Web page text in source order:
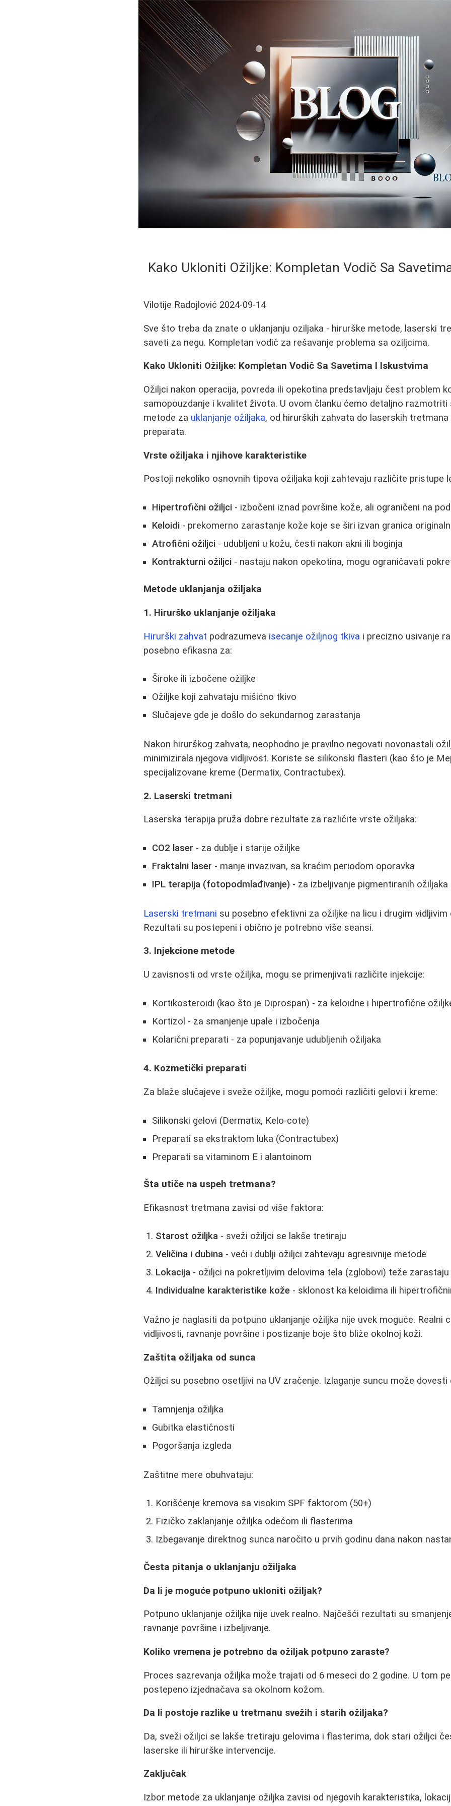
Kako Ukloniti Ožiljke: Kompletan Vodič Sa
Vilotije Radojlović 2024-09-14
Sve što treba da znate o uklanjanju oziljaka - hirurške metode, laserski
saveti za negu. Kompletan vodič za rešavanje problema sa oziljcima.
Kako Ukloniti Ožiljke: Kompletan Vodič Sa Savetima I Iskustvima
Ožiljci nakon operacija, povreda ili opekotina predstavljaju čest problem
samopouzdanje i kvalitet života. U ovom članku ćemo detaljno razmotriti
metode za uklanjanje ožiljaka, od hirurških zahvata do laserskih
preparata.
Vrste ožiljaka i njihove karakteristike
Postoji nekoliko osnovnih tipova ožiljaka koji zahtevaju različite pristupe
Hipertrofični ožiljci - izbočeni iznad površine kože, ali ograničeni na
Keloidi - prekomerno zarastanje kože koje se širi izvan granica
Atrofični ožiljci - udubljeni u kožu, česti nakon akni ili boginja
Kontrakturni ožiljci - nastaju nakon opekotina, mogu ograničavati
Metode uklanjanja ožiljaka
1. Hirurško uklanjanje ožiljaka
Hirurški zahvat podrazumeva isecanje ožiljnog tkiva i precizno usivanje
posebno efikasna za:
Široke ili izbočene ožiljke
Ožiljke koji zahvataju mišićno tkivo
Slučajeve gde je došlo do sekundarnog zarastanja
Nakon hirurškog zahvata, neophodno je pravilno negovati novonastali
minimizirala njegova vidljivost. Koriste se silikonski flasteri (kao što je
specijalizovane kreme (Dermatix, Contractubex).
2. Laserski tretmani
Laserska terapija pruža dobre rezultate za različite vrste ožiljaka:
CO2 laser - za dublje i starije ožiljke
Fraktalni laser - manje invazivan, sa kraćim periodom oporavka
IPL terapija (fotopodmlađivanje) - za izbeljivanje pigmentiranih ožiljaka
Laserski tretmani su posebno efektivni za ožiljke na licu i drugim vidljivim
Rezultati su postepeni i obično je potrebno više seansi.
3. Injekcione metode
U zavisnosti od vrste ožiljka, mogu se primenjivati različite injekcije:
Kortikosteroidi (kao što je Diprospan) - za keloidne i hipertrofične
Kortizol - za smanjenje upale i izbočenja
Kolarični preparati - za popunjavanje udubljenih ožiljaka
4. Kozmetički preparati
Za blaže slučajeve i sveže ožiljke, mogu pomoći različiti gelovi i kreme:
Silikonski gelovi (Dermatix, Kelo-cote)
Preparati sa ekstraktom luka (Contractubex)
Preparati sa vitaminom E i alantoinom
Šta utiče na uspeh tretmana?
Efikasnost tretmana zavisi od više faktora:
Starost ožiljka - sveži ožiljci se lakše tretiraju
Veličina i dubina - veći i dublji ožiljci zahtevaju agresivnije metode
Lokacija - ožiljci na pokretljivim delovima tela (zglobovi) teže zarastaju
Individualne karakteristike kože - sklonost ka keloidima ili
Važno je naglasiti da potpuno uklanjanje ožiljka nije uvek moguće. Realni
vidljivosti, ravnanje površine i postizanje boje što bliže okolnoj koži.
Zaštita ožiljaka od sunca
Ožiljci su posebno osetljivi na UV zračenje. Izlaganje suncu može dovesti
Tamnjenja ožiljka
Gubitka elastičnosti
Pogoršanja izgleda
Zaštitne mere obuhvataju:
Korišćenje kremova sa visokim SPF faktorom (50+)
Fizičko zaklanjanje ožiljka odećom ili flasterima
Izbegavanje direktnog sunca naročito u prvih godinu dana nakon
Česta pitanja o uklanjanju ožiljaka
Da li je moguće potpuno ukloniti ožiljak?
Potpuno uklanjanje ožiljka nije uvek realno. Najčešći rezultati su
ravnanje površine i izbeljivanje.
Koliko vremena je potrebno da ožiljak potpuno zaraste?
Proces sazrevanja ožiljka može trajati od 6 meseci do 2 godine. U tom
postepeno izjednačava sa okolnom kožom.
Da li postoje razlike u tretmanu svežih i starih ožiljaka?
Da, sveži ožiljci se lakše tretiraju gelovima i flasterima, dok stari ožiljci
laserske ili hirurške intervencije.
Zaključak
Izbor metode za uklanjanje ožiljka zavisi od njegovih karakteristika,